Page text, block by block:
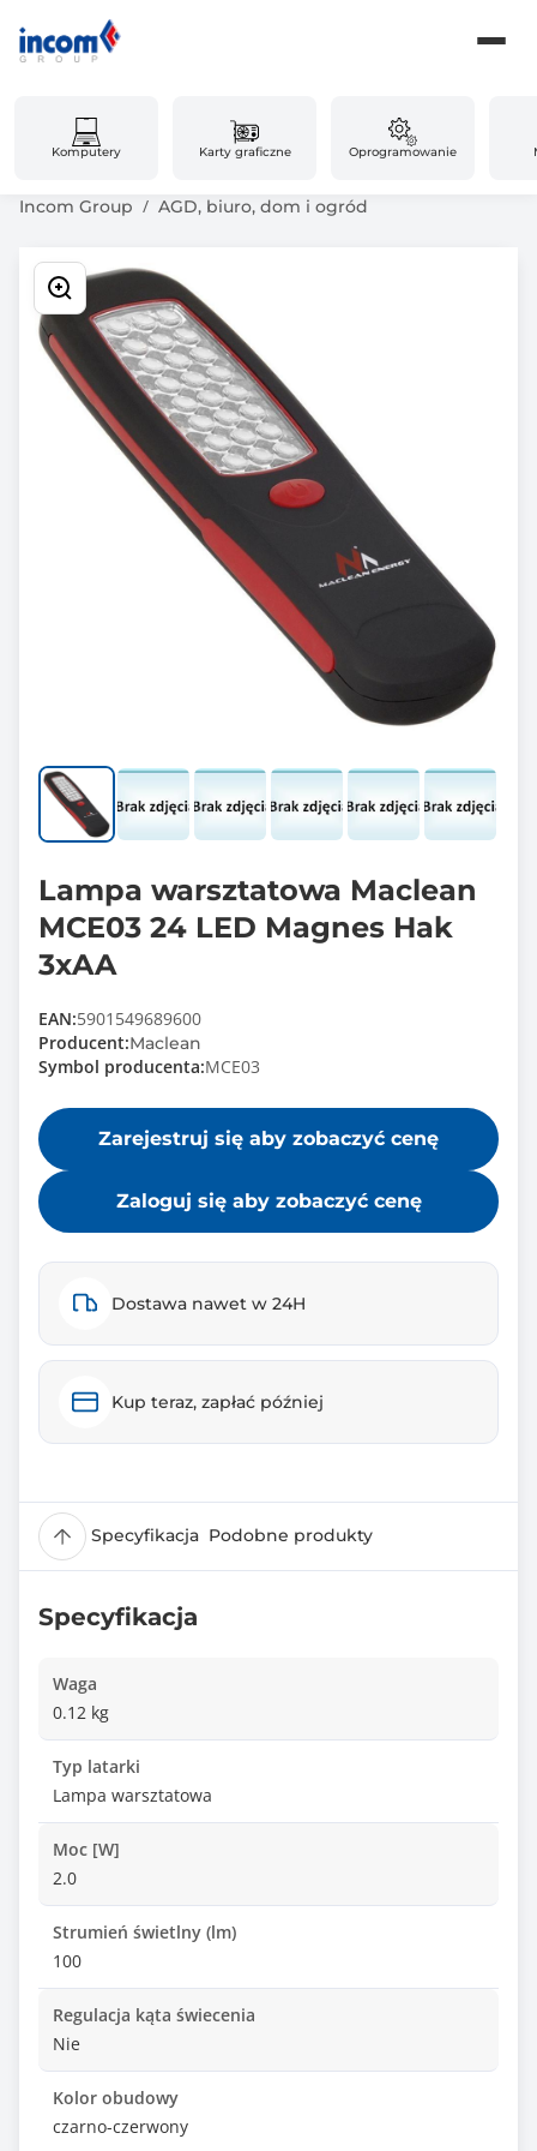
Komputery Karty graficzne Oprogramowanie
Incom Group AGD, biuro, dom i ogród
Lampa warsztatowa Maclean
MCE03 24 LED Magnes Hak
3xAA
EAN:5901549689600
Producent:Maclean
Symbol producenta:MCE03
Zarejestruj się aby zobaczyć cenę
Zaloguj się aby zobaczyć cenę
Dostawa nawet w 24H
Kup teraz, zapłać później
Specyfikacja Podobne produkty
Specyfikacja
Waga
0.12 kg
Typ latarki
Lampa warsztatowa
Moc [W]
2.0
Strumień świetlny (lm)
100
Regulacja kąta świecenia
Nie
Kolor obudowy
czarno-czerwony